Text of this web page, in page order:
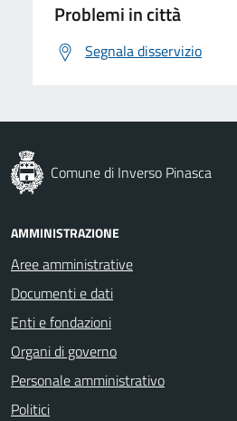
Problemi in città
Segnala disservizio
Comune di Inverso Pinasca
AMMINISTRAZIONE
Aree amministrative
Documenti e dati
Enti e fondazioni
Organi di governo
Personale amministrativo
Politici